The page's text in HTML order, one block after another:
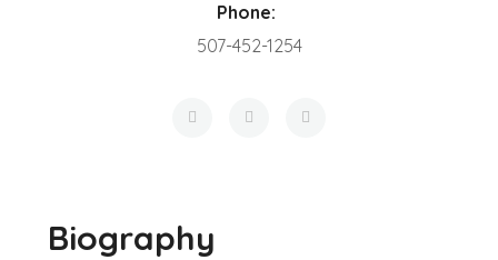
Phone:
507-452-1254
Biography